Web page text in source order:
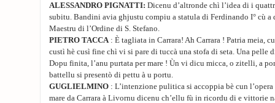
ALESSANDRO PIGNATTI: Dicenu d’altronde chì l’idea di i
subitu. Bandini avia ghjustu compiu a statula di Ferdinando I° cù a
Maestru di l’Ordine di S. Stefano.
PIETRO TACCA : È tagliata in Carrara! Ah Carrara ! Patria meia,
custì hè cusì fine chì vi si pare di tuccà una stofa di seta. Una pelle
Dopu finita, l’anu purtata per mare ! Ùn vi dicu micca, o zitelli, a
battellu si presentò di pettu à u portu.
GUGLIELMINO : L’intenzione pulitica si accoppia bè cun
mare da Carrara à Livornu dicenu ch’ellu fù in ricordu di e vittorie